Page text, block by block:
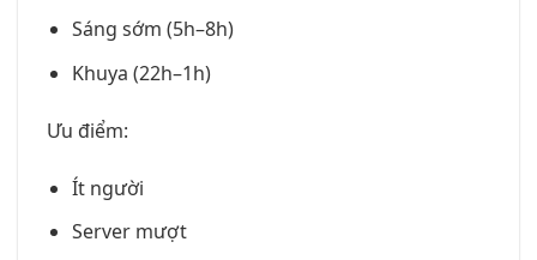
Sáng sớm (5h–8h)
Khuya (22h–1h)
Ưu điểm:
Ít người
Server mượt